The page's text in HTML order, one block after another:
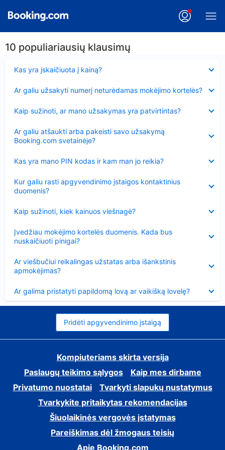
10 populiariausių klausimų
Kas yra įskaičiuota į kainą?
Ar galiu užsakyti numerį neturėdamas mokėjimo kortelės?
Kaip sužinoti, ar mano užsakymas yra patvirtintas?
Ar galiu atšaukti arba pakeisti savo užsakymą
Booking.com svetainėje?
Kas yra mano PIN kodas ir kam man jo reikia?
Kur galiu rasti apgyvendinimo įstaigos kontaktinius
duomenis?
Kaip sužinoti, kiek kainuos viešnagė?
Įvedžiau mokėjimo kortelės duomenis. Kada bus
nuskaičiuoti pinigai?
Ar viešbučiui reikalingas užstatas arba išankstinis
apmokėjimas?
Ar galima pristatyti papildomą lovą ar vaikišką lovelę?
Pridėti apgyvendinimo įstaigą
Kompiuteriams skirta versija
Paslaugų teikimo sąlygos
Kaip mes dirbame
Privatumo nuostatai
Tvarkyti slapukų nustatymus
Tvarkykite pritaikytas rekomendacijas
Šiuolaikinės vergovės įstatymas
Pareiškimas dėl žmogaus teisių
Apie Booking.com